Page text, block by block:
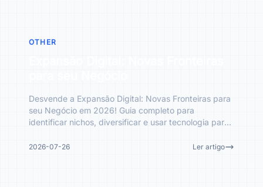
OTHER
Desvende a Expansão Digital: Novas Fronteiras para
seu Negócio em 2026! Guia completo para
identificar nichos, diversificar e usar tecnologia para
2026-07-26 Ler artigo